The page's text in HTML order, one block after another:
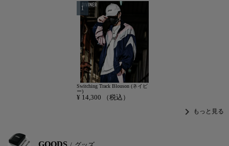
Switching Track Blouson (ネイビ
ー)
¥ 14,300 （税込）
chevron_right もっと見る